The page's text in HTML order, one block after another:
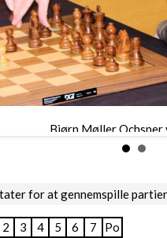
Bjørn Møller Ochsner
for at gennemspille partier
2 3 4 5 6 7
Po